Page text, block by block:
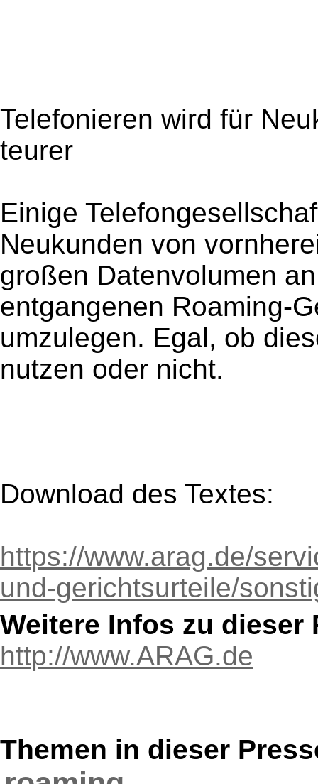
Telefonieren wird für
teurer
Einige
Neukunden von
großen Datenvolumen
entgangenen Roaming-
umzulegen. Egal, ob
nutzen oder nicht.
Download des Textes:
https://www.arag.de/
und-gerichtsurteile/
Weitere Infos zu dieser
http://www.ARAG.de
Themen in dieser